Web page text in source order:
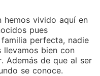
hemos vivido aquí en
pues
perfecta, nadie
llevamos bien con
Además de que al ser
se conoce.